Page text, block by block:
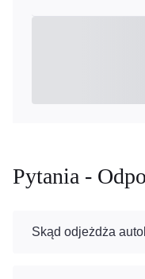
Pytania -
Skąd odjeżdża